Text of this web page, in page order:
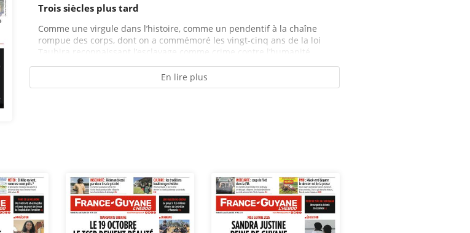
Trois siècles plus tard
Comme une virgule dans l’histoire, comme un pendentif à la chaîne
rompue des corps, dont on a commémoré les vingt-cinq ans de la loi
Taubira reconnaissant l’esclavage comme crime contre l’humanité....
En lire plus